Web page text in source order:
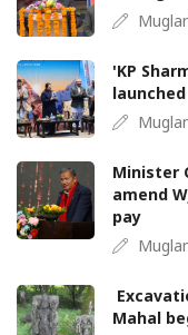
'KP
Minister
amend
pay
Mahal